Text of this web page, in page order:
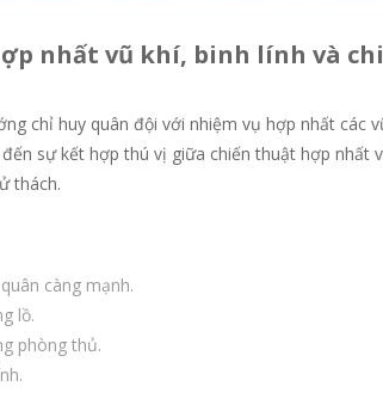
nhất vũ khí, binh lính và
chỉ huy quân đội với nhiệm vụ hợp nhất các
sự kết hợp thú vị giữa chiến thuật hợp nhất
thách.
càng mạnh.
lồ.
phòng thủ.